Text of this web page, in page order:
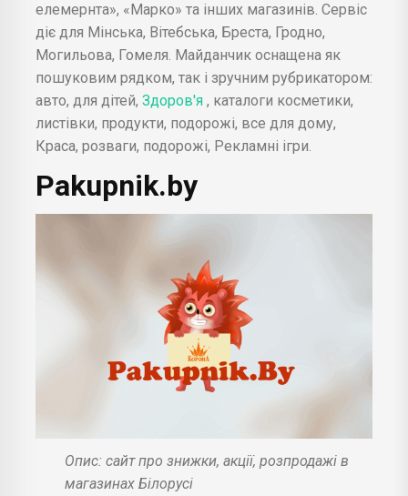
елемернта», «Марко» та інших магазинів. Сервіс
діє для Мінська, Вітебська, Бреста, Гродно,
Могильова, Гомеля. Майданчик оснащена як
пошуковим рядком, так і зручним рубрикатором:
авто, для дітей, Здоров'я , каталоги косметики,
листівки, продукти, подорожі, все для дому,
Краса, розваги, подорожі, Рекламні ігри.
Pakupnik.by
Опис: сайт про знижки, акції, розпродажі в
магазинах Білорусі